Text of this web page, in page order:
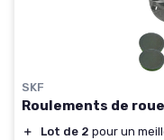
SKF
Roulements de
＋ Lot de 2 pour un